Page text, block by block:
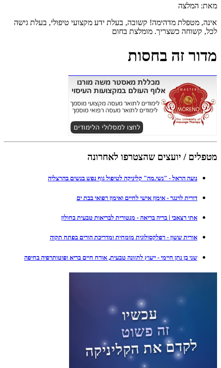
מאת: המלצה
אינה, מטפלת מדהימה! קשובה, בעלת ידע מקצועי טיפולי, בעלת גישה
לכל, קשוחה כשצריך. מומלצת בחום
מדור זה בחסות
מטפלים / יועצים שהצטרפו לאחרונה
נועה הראל - "נשי.מה" קליניקה לטיפול גוף נפש בנשים בהרצליה
דורית לוינגר - אימון אישי לחיים ואימון רפואי בבת ים
אתי רצאבי | בריה בריאה - מנטורית לבריאות טבעית בחולון
אורית ששון - רפלקסולוגית מומחית ומדריכת הורים בפתח תקוה
שני בן נתן חיימי - ייעוץ לתזונה טבעית, אורח חיים בריא ופוטותרפיה בחיפה